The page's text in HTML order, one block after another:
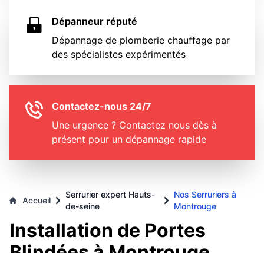
Dépanneur réputé
Dépannage de plomberie chauffage par
des spécialistes expérimentés
Contactez-nous 24/7
Une urgence ? Contactez nous dès à
présent pour un dépannage rapide
Accueil
Serrurier expert Hauts-
de-seine
Nos Serruriers à
Montrouge
Installation de Portes